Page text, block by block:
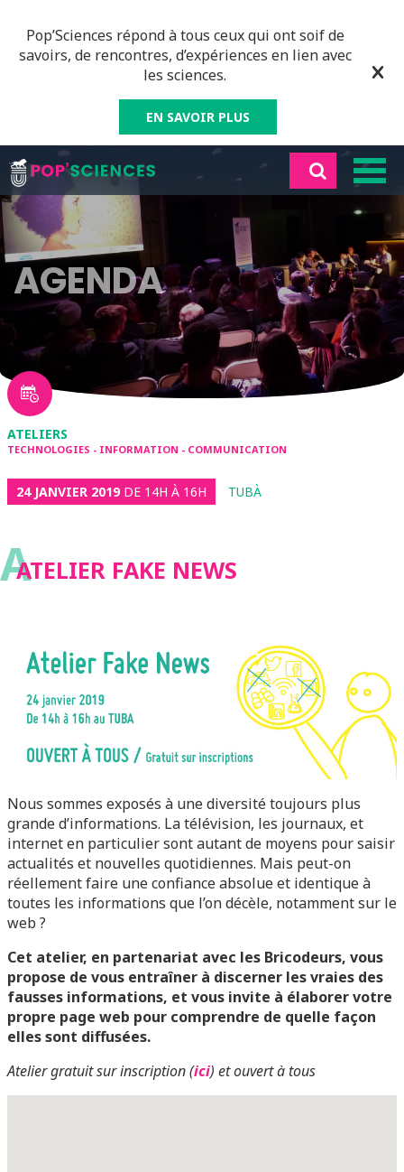
Pop’Sciences répond à tous ceux qui ont soif de
savoirs, de rencontres, d’expériences en lien avec
les sciences.
EN SAVOIR PLUS
AGENDA
ATELIERS
TECHNOLOGIES - INFORMATION - COMMUNICATION
24 JANVIER 2019DE 14H À 16H TUBÀ
AATELIER FAKE NEWS
Nous sommes exposés à une diversité toujours plus
grande d’informations. La télévision, les journaux, et
internet en particulier sont autant de moyens pour saisir
actualités et nouvelles quotidiennes. Mais peut-on
réellement faire une confiance absolue et identique à
toutes les informations que l’on décèle, notamment sur le
web ?
Cet atelier, en partenariat avec les Bricodeurs, vous
propose de vous entraîner à discerner les vraies des
fausses informations, et vous invite à élaborer votre
propre page web pour comprendre de quelle façon
elles sont diffusées.
Atelier gratuit sur inscription (ici) et ouvert à tous